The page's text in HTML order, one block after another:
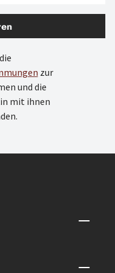
zur
und die
mit ihnen